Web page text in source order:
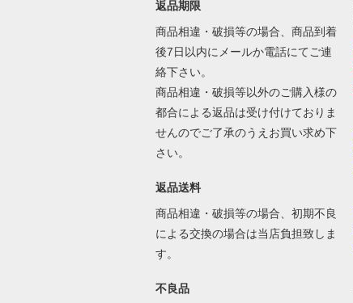
返品期限
商品相違・破損等の場合、商品到着
後7日以内にメールか電話にてご連
絡下さい。
商品相違・破損等以外のご購入様の
都合による返品は受け付けておりま
せんのでご了承のうえお買い求め下
さい。
返品送料
商品相違・破損等の場合、初期不良
による交換の場合は当店負担致しま
す。
不良品